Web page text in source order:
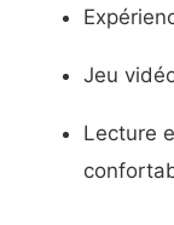
Jeu
Lecture